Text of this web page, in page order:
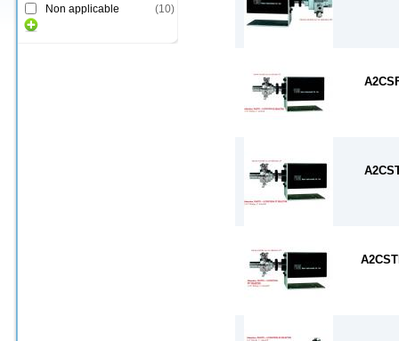
Non applicable
(10)